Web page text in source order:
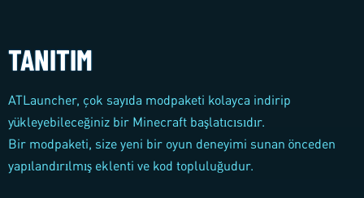
TANITIM
ATLauncher, çok sayıda modpaketi kolayca indirip
yükleyebileceğiniz bir Minecraft başlatıcısıdır.
Bir modpaketi, size yeni bir oyun deneyimi sunan önceden
yapılandırılmış eklenti ve kod topluluğudur.